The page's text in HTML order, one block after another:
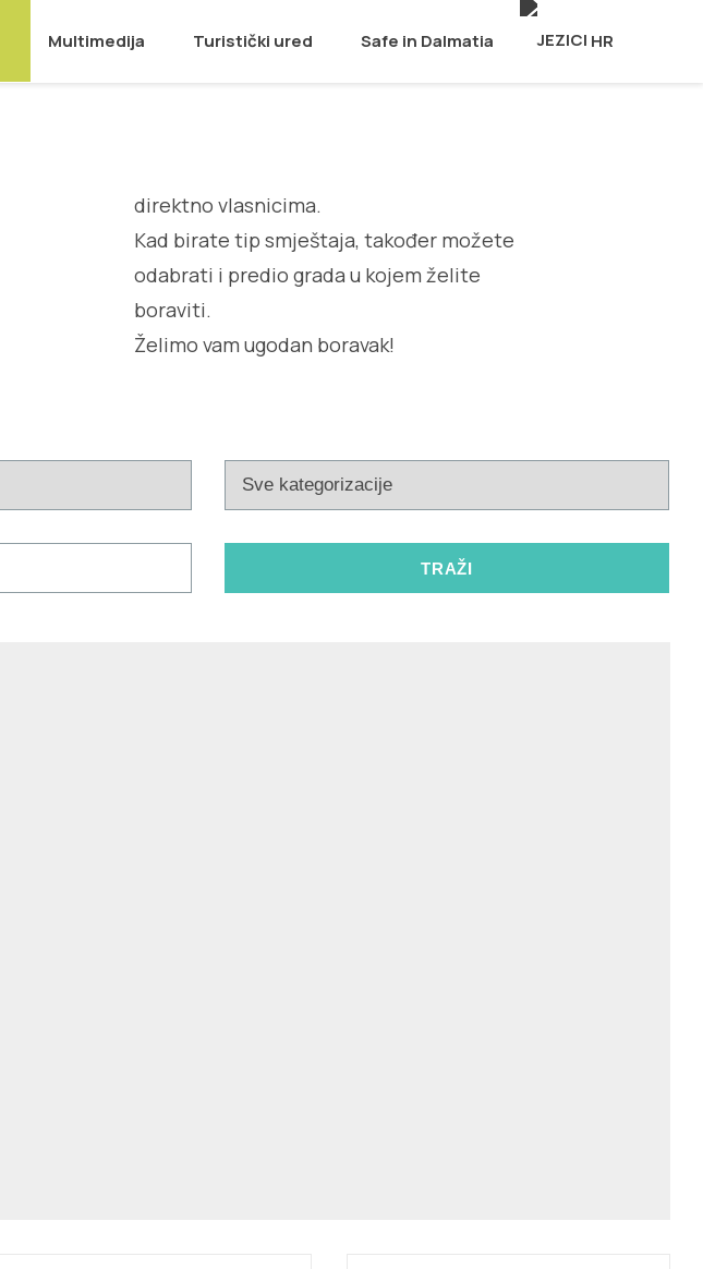
Multimedija Turistički ured Safe in Dalmatia HR
direktno vlasnicima.
Kad birate tip smještaja, također možete
odabrati i predio grada u kojem želite
boraviti.
Želimo vam ugodan boravak!